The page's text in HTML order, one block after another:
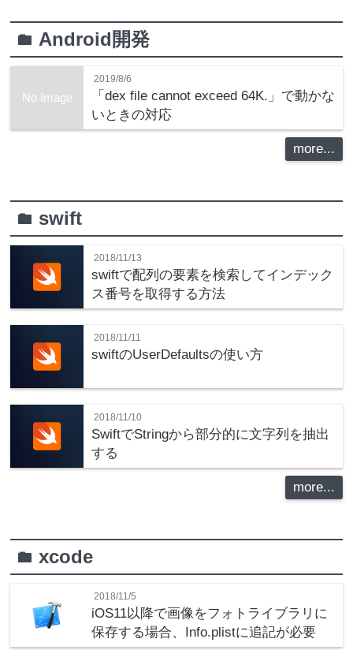
folderAndroid開発
No Image
2019/8/6
「dex file cannot exceed 64K.」で動かな
いときの対応
more...
folder swift
2018/11/13
swiftで配列の要素を検索してインデック
ス番号を取得する方法
2018/11/11
swiftのUserDefaultsの使い方
2018/11/10
SwiftでStringから部分的に文字列を抽出
する
more...
folderxcode
2018/11/5
iOS11以降で画像をフォトライブラリに
保存する場合、Info.plistに追記が必要